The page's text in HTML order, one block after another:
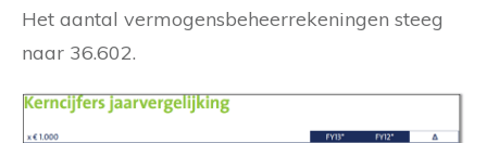
Het aantal vermogensbeheerrekeningen steeg
naar 36.602.